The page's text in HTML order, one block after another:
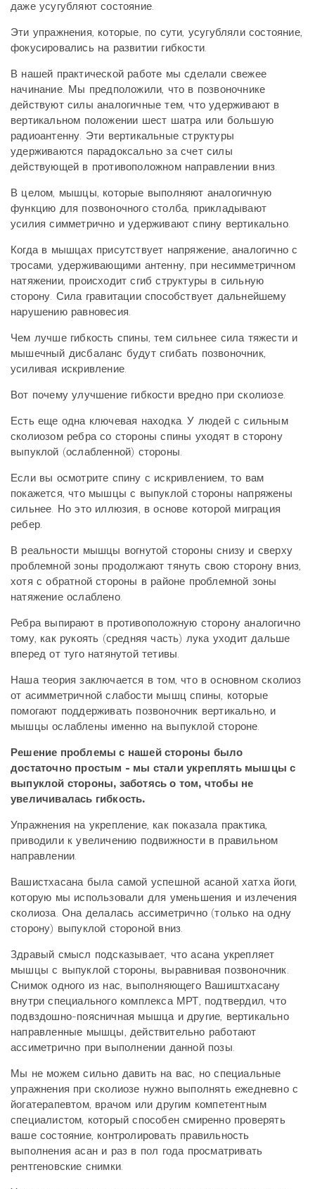
даже усугубляют состояние.
Эти упражнения, которые, по сути, усугубляли состояние,
фокусировались на развитии гибкости.
В нашей практической работе мы сделали свежее
начинание. Мы предположили, что в позвоночнике
действуют силы аналогичные тем, что удерживают в
вертикальном положении шест шатра или большую
радиоантенну. Эти вертикальные структуры
удерживаются парадоксально за счет силы
действующей в противоположном направлении вниз.
В целом, мышцы, которые выполняют аналогичную
функцию для позвоночного столба, прикладывают
усилия симметрично и удерживают спину вертикально.
Когда в мышцах присутствует напряжение, аналогично с
тросами, удерживающими антенну, при несимметричном
натяжении, происходит сгиб структуры в сильную
сторону. Сила гравитации способствует дальнейшему
нарушению равновесия.
Чем лучше гибкость спины, тем сильнее сила тяжести и
мышечный дисбаланс будут сгибать позвоночник,
усиливая искривление.
Вот почему улучшение гибкости вредно при сколиозе.
Есть еще одна ключевая находка. У людей с сильным
сколиозом ребра со стороны спины уходят в сторону
выпуклой (ослабленной) стороны.
Если вы осмотрите спину с искривлением, то вам
покажется, что мышцы с выпуклой стороны напряжены
сильнее. Но это иллюзия, в основе которой миграция
ребер.
В реальности мышцы вогнутой стороны снизу и сверху
проблемной зоны продолжают тянуть свою сторону вниз,
хотя с обратной стороны в районе проблемной зоны
натяжение ослаблено.
Ребра выпирают в противоположную сторону аналогично
тому, как рукоять (средняя часть) лука уходит дальше
вперед от туго натянутой тетивы.
Наша теория заключается в том, что в основном сколиоз
от асимметричной слабости мышц спины, которые
помогают поддерживать позвоночник вертикально, и
мышцы ослаблены именно на выпуклой стороне.
Решение проблемы с нашей стороны было
достаточно простым - мы стали укреплять мышцы с
выпуклой стороны, заботясь о том, чтобы не
увеличивалась гибкость.
Упражнения на укрепление, как показала практика,
приводили к увеличению подвижности в правильном
направлении.
Вашистхасана была самой успешной асаной хатха йоги,
которую мы использовали для уменьшения и излечения
сколиоза. Она делалась ассиметрично (только на одну
сторону) выпуклой стороной вниз.
Здравый смысл подсказывает, что асана укрепляет
мышцы с выпуклой стороны, выравнивая позвоночник.
Снимок одного из нас, выполняющего Вашиштхасану
внутри специального комплекса МРТ, подтвердил, что
подвздошно-поясничная мышца и другие, вертикально
направленные мышцы, действительно работают
ассиметрично при выполнении данной позы.
Мы не можем сильно давить на вас, но специальные
упражнения при сколиозе нужно выполнять ежедневно с
йогатерапевтом, врачом или другим компетентным
специалистом, который способен смиренно проверять
ваше состояние, контролировать правильность
выполнения асан и раз в пол года просматривать
рентгеновские снимки.